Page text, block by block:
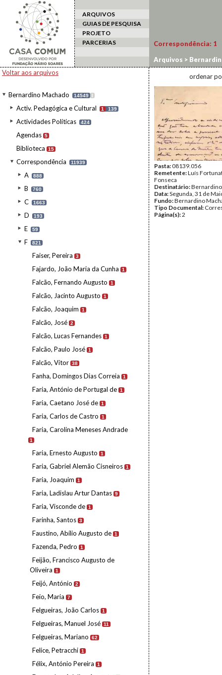
ARQUIVOS
GUIAS DE PESQUISA
PROJETO
PARCERIAS
Voltar aos arquivos
Bernardino Machado 14549 I
Activ. Pedagógica e Cultural 1 139
Actividades Políticas 424
Agendas 5
Biblioteca 15
Correspondência 11939
A 888
B 760
C 1663
D 193
E 59
F 821
Faiser, Pereira 3
Fajardo, João Maria da Cunha 1
Falcão, Fernando Augusto 1
Falcão, Jacinto Augusto 1
Falcão, Joaquim 1
Falcão, José 2
Falcão, Lucas Fernandes 1
Falcão, Paulo José 1
Falcão, Vítor 38
Fanha, Domingos Dias Correia 1
Faria, António de Portugal de 1
Faria, Caetano José de 1
Faria, Carlos de Castro 1
Faria, Carolina Meneses Andrade
1
Faria, Ernesto Augusto 1
Faria, Gabriel Alemão Cisneiros 1
Faria, Joaquim 1
Faria, Ladislau Artur Dantas 9
Faria, Visconde de 1
Farinha, Santos 3
Faustino, Abílio Augusto de 1
Fazenda, Pedro 1
Feijão, Francisco Augusto de
Oliveira
1
Feijó, António 2
Feio, Maria 7
Felgueiras, João Carlos 1
Felgueiras, Manuel José 11
Felgueiras, Mariano 62
Felice, Petracchi 1
Félix, António Pereira 1
Correspondência: 1
Arquivos >
ordenar
Pasta:08139.056
Remetente:Luís
Fonseca
Destinatário:
Data:Segunda, 31 de
Fundo:Bernardino
Tipo Documental:
Página(s):2